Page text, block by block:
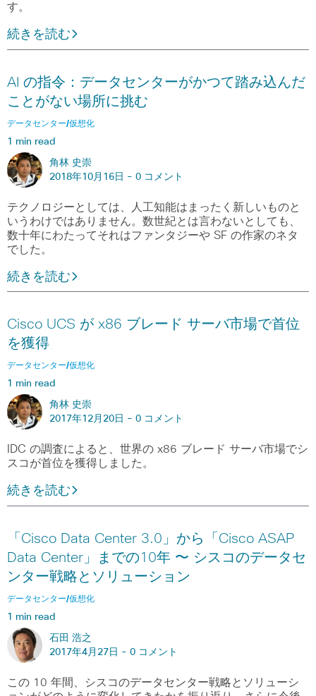
す。
続きを読む
AI の指令：データセンターがかつて踏み込んだ
ことがない場所に挑む
データセンター/仮想化
1 min read
角林 史崇
2018年10月16日 - 0 コメント
テクノロジーとしては、人工知能はまったく新しいものと
いうわけではありません。数世紀とは言わないとしても、
数十年にわたってそれはファンタジーや SF の作家のネタ
でした。
続きを読む
Cisco UCS が x86 ブレード サーバ市場で首位
を獲得
データセンター/仮想化
1 min read
角林 史崇
2017年12月20日 - 0 コメント
IDC の調査によると、世界の x86 ブレード サーバ市場でシ
スコが首位を獲得しました。
続きを読む
「Cisco Data Center 3.0」から「Cisco ASAP
Data Center」までの10年 〜 シスコのデータセ
ンター戦略とソリューション
データセンター/仮想化
1 min read
石田 浩之
2017年4月27日 - 0 コメント
この 10 年間、シスコのデータセンター戦略とソリューシ